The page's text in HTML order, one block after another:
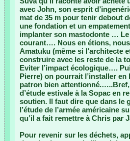
avec John, son esprit
mat de 35 m pour tenir debout
une fondation et un
implanter son mastodonte … Le
courant…. Nous en étions,
Amatuku (même si l’architecte
construire avec les reste de la
Eviter l’impact écologique….
Pierre) on pourrait l’installer
patron bien attentionné.…..Bref,
d’étude estivale à la Sopac en
soutien. Il faut dire que dans le
l’étude de l’armée américaine
qu’il a fait remettre à Chris par
Pour revenir sur les déchets,